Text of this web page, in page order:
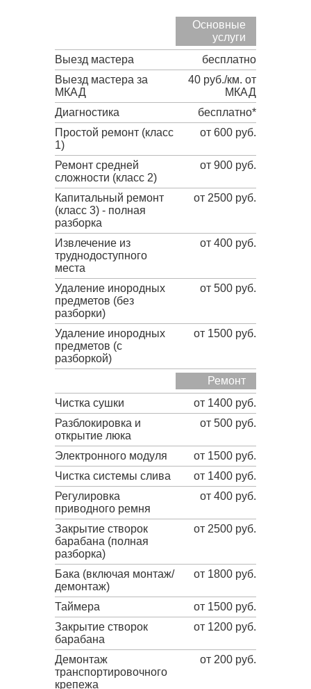
Основные
услуги
Выезд мастера
бесплатно
Выезд мастера за
МКАД
40 руб./км. от
МКАД
Диагностика
бесплатно*
Простой ремонт (класс
1)
от 600 руб.
Ремонт средней
сложности (класс 2)
от 900 руб.
Капитальный ремонт
(класс 3) - полная
разборка
от 2500 руб.
Извлечение из
труднодоступного
места
от 400 руб.
Удаление инородных
предметов (без
разборки)
от 500 руб.
Удаление инородных
предметов (с
разборкой)
от 1500 руб.
Ремонт
Чистка сушки
от 1400 руб.
Разблокировка и
открытие люка
от 500 руб.
Электронного модуля
от 1500 руб.
Чистка системы слива
от 1400 руб.
Регулировка
приводного ремня
от 400 руб.
Закрытие створок
барабана (полная
разборка)
от 2500 руб.
Бака (включая монтаж/
демонтаж)
от 1800 руб.
Таймера
от 1500 руб.
Закрытие створок
барабана
от 1200 руб.
Демонтаж
транспортировочного
крепежа
от 200 руб.